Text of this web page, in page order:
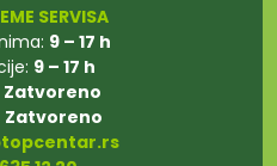
SERVISA
9 – 17 h
9 – 17 h
Zatvoreno
Zatvoreno